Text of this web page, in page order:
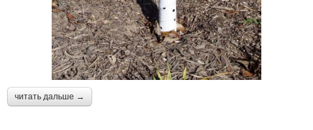
читать дальше →